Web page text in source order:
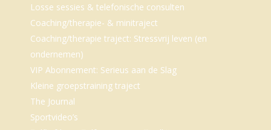
vindt
alleen
moet
kunnen
Losse sessies & telefonische consulten
Coaching/therapie- & minitraject
Coaching/therapie traject: Stressvrij leven (en
ondernemen)
VIP Abonnement: Serieus aan de Slag
Kleine groepstraining traject
The Journal
Sportvideo’s